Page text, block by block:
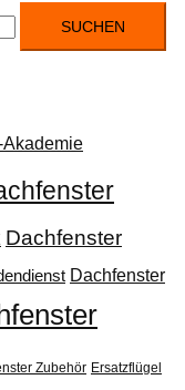
Akademie
Dachfenster
Dachfenster
Zubehör Ersatzflügel